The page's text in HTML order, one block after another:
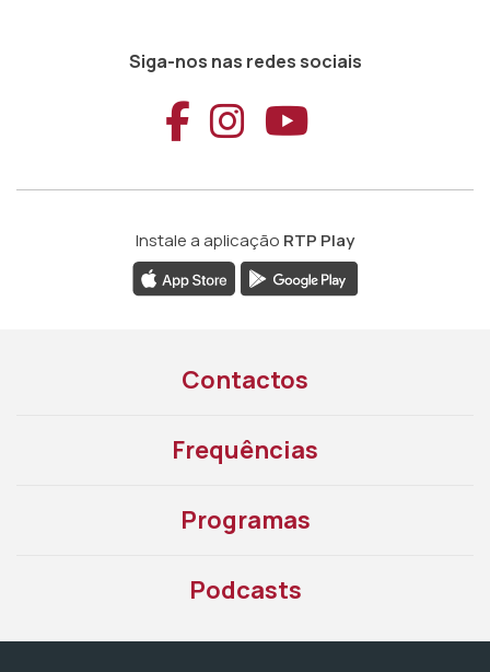
Siga-nos nas redes sociais
Aceder ao
Aceder ao
Aceder
Instale a aplicação RTP Play
Contactos
Frequências
Programas
Podcasts